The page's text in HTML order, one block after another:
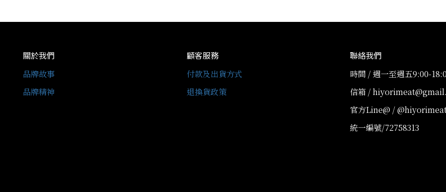
關於我們
品牌故事
品牌精神
顧客服務
付款及出貨方式
退換貨政策
聯絡我們
時間 / 週一至週五9:00-
信箱 /
官方Line@ /
統一編號/72758313